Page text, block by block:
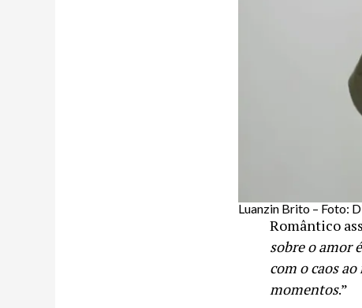
Luanzin Brito – Foto:
Romântico
sobre o amor
com o caos
momentos.”